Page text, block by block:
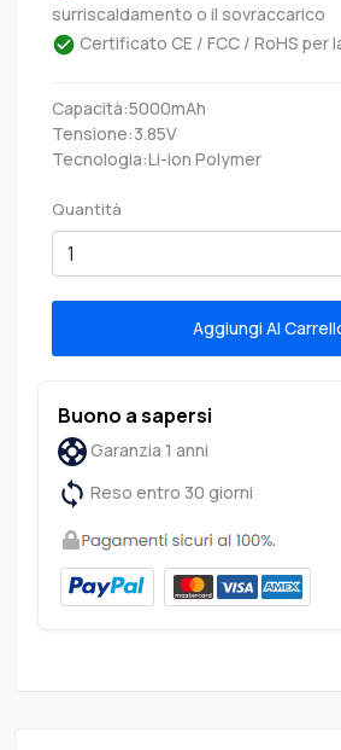
surriscaldamento o il sovraccarico
Certificato CE / FCC / RoHS per
Capacità:5000mAh
Tensione:3.85V
Tecnologia:Li-ion Polymer
Quantità
Aggiungi Al
Buono a sapersi
Garanzia 1 anni
Reso entro 30 giorni